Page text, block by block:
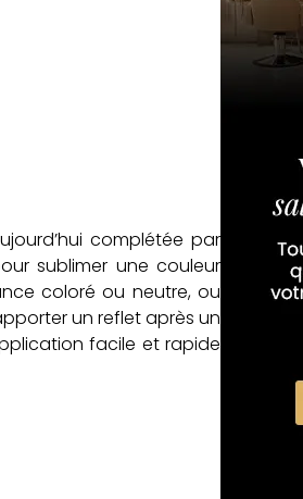
complétée par
sublimer une couleur
coloré ou neutre, ou
un reflet après un
facile et rapide